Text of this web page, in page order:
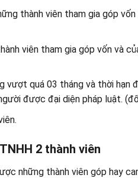
thành viên tham gia góp
viên tham gia góp vốn và
vượt quá 03 tháng và thời hạn
được đại diện pháp luật.
2 thành viên
những thành viên góp hay